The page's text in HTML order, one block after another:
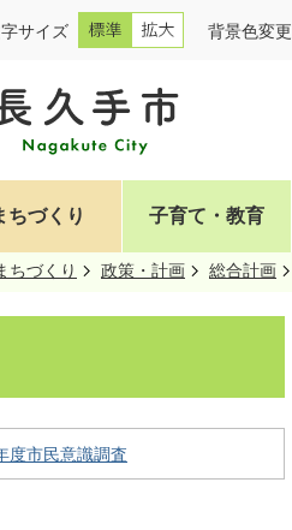
サイズ 背景色変更
ちづくり 子育て・教育
ちづくり 政策・計画 総合計画
度市民意識調査